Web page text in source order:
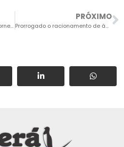
Cufa-Salto promove dia 7 o Torneio de Futebol que homenageará Vadeco
PRÓXIMO
Prorrogado o racionamento de água até o dia 30 de novembro